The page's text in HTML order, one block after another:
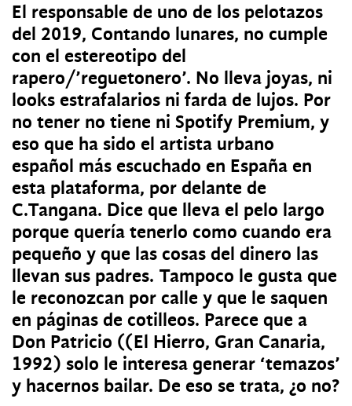
El responsable de uno de los pelotazos
del 2019, Contando lunares, no cumple
con el estereotipo del
rapero/’reguetonero’. No lleva joyas, ni
looks estrafalarios ni farda de lujos. Por
no tener no tiene ni Spotify Premium, y
eso que ha sido el artista urbano
español más escuchado en España en
esta plataforma, por delante de
C.Tangana. Dice que lleva el pelo largo
porque quería tenerlo como cuando era
pequeño y que las cosas del dinero las
llevan sus padres. Tampoco le gusta que
le reconozcan por calle y que le saquen
en páginas de cotilleos. Parece que a
Don Patricio ((El Hierro, Gran Canaria,
1992) solo le interesa generar ‘temazos’
y hacernos bailar. De eso se trata, ¿o no?